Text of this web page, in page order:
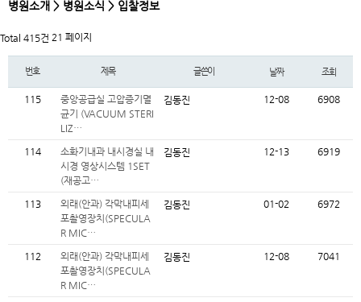
병원소개 > 병원소식 > 입찰정보
Total 415건 21 페이지
번호 제목 글쓴이 날짜 조회
115
중앙공급실 고압증기멸
균기 (VACUUM STERI
LIZ…
김동진 12-08 6908
114
소화기내과 내시경실 내
시경 영상시스템 1SET
(재공고…
김동진 12-13 6919
113
외래(안과) 각막내피세
포촬영장치(SPECULA
R MIC…
김동진 01-02 6972
112
외래(안과) 각막내피세
포촬영장치(SPECULA
R MIC…
김동진 12-08 7041